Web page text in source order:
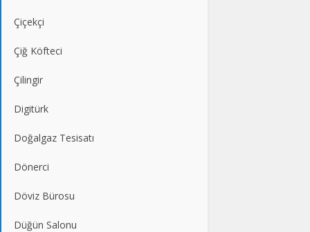
Çiçekçi
Çiğ Köfteci
Çilingir
Digitürk
Doğalgaz Tesisatı
Dönerci
Döviz Bürosu
Düğün Salonu